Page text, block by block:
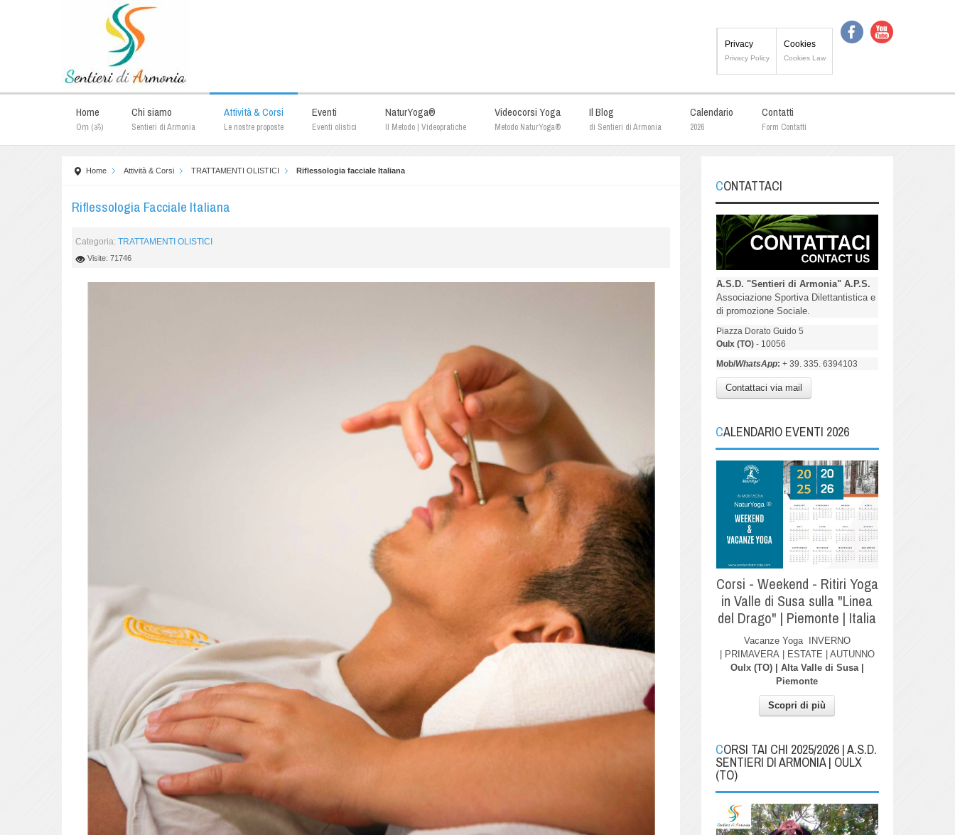
Privacy
Privacy Policy
Cookies
Cookies Law
Home
Oṃ (ॐ)
Chi siamo
Sentieri di Armonia
Attività & Corsi
Le nostre proposte
Eventi
Eventi olistici
NaturYoga®
Il Metodo | Videopratiche
Videocorsi Yoga
Metodo NaturYoga®
Il Blog
di Sentieri di Armonia
Calendario
2026
Contatti
Form Contatti
Home Attività & Corsi TRATTAMENTI OLISTICI Riflessologia facciale Italiana
Riflessologia Facciale Italiana
Categoria:TRATTAMENTI OLISTICI
Visite: 71746
CONTATTACI
A.S.D. "Sentieri di Armonia" A.P.S.
Associazione Sportiva Dilettantistica e
di promozione Sociale.
Piazza Dorato Guido 5
Oulx (TO)- 10056
Mob/WhatsApp: + 39. 335. 6394103
Contattaci via mail
CALENDARIO EVENTI 2026
Corsi - Weekend - Ritiri Yoga
in Valle di Susa sulla "Linea
del Drago" | Piemonte | Italia
Vacanze Yoga INVERNO
| PRIMAVERA | ESTATE | AUTUNNO
Oulx (TO) | Alta Valle di Susa |
Piemonte
Scopri di più
CORSI TAI CHI 2025/2026 | A.S.D.
SENTIERI DI ARMONIA | OULX
(TO)